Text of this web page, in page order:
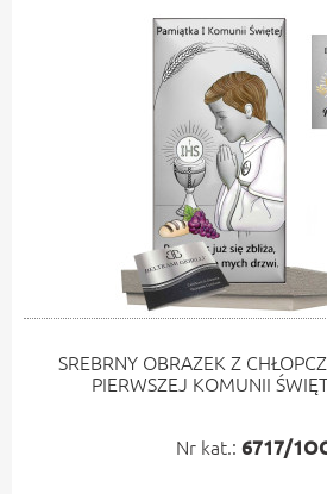
SREBRNY OBRAZEK Z
PIERWSZEJ KOMUNII
Nr kat.: 6717/